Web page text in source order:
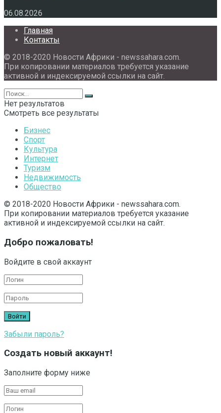
06.08.2026
Главная
Контакты
© 2018-2020 Новости Африки - newssahara.com.
При копировании материалов требуется указание
активной и индексируемой ссылки на сайт.
Нет результатов
Смотреть все результаты
Бизнес
Спорт
Культура
Интернет
Туризм
Недвижимость
Общество
© 2018-2020 Новости Африки - newssahara.com.
При копировании материалов требуется указание
активной и индексируемой ссылки на сайт.
Добро пожаловать!
Войдите в свой аккаунт
Забыли пароль?
Создать новый аккаунт!
Заполните форму ниже